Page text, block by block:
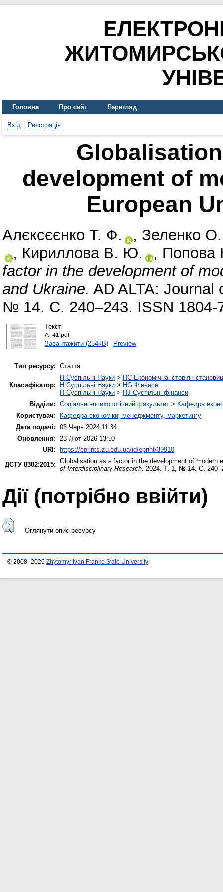
Головна Про сайт Перегляд
Вхід Реєстрація
development of
European
Алєксєєнко Т. Ф. , Зеленко
, Кириллова В. Ю. ,
factor in the development of
and Ukraine. AD ALTA: Journal
№ 14. С. 240–243. ISSN 1804-
Текст
A_41.pdf
Завантажити (254kB)| Preview
Тип ресурсу: Стаття
Класифікатор:
H Суспільні Науки > HC Економічна історія і
H Суспільні Науки > HG Фінанси
H Суспільні Науки > HJ Суспільні фінанси
Відділи: Соціально-психологічний факультет > Кафедра
Користувач:
Кафедра економіки, менеджменту, маркетингу
Дата подачі: 03 Черв 2024 11:34
Оновлення: 23 Лют 2026 13:50
URI:
https://eprints.zu.edu.ua/id/eprint/39910
ДСТУ 8302:2015: Globalisation as a factor in the development of modern
of Interdisciplinary Research. 2024. Т. 1, № 14. С.
Дії ​​(потрібно ввійти)
Оглянути опис ресурсу
© 2008–2026 Zhytomyr Ivan Franko State University